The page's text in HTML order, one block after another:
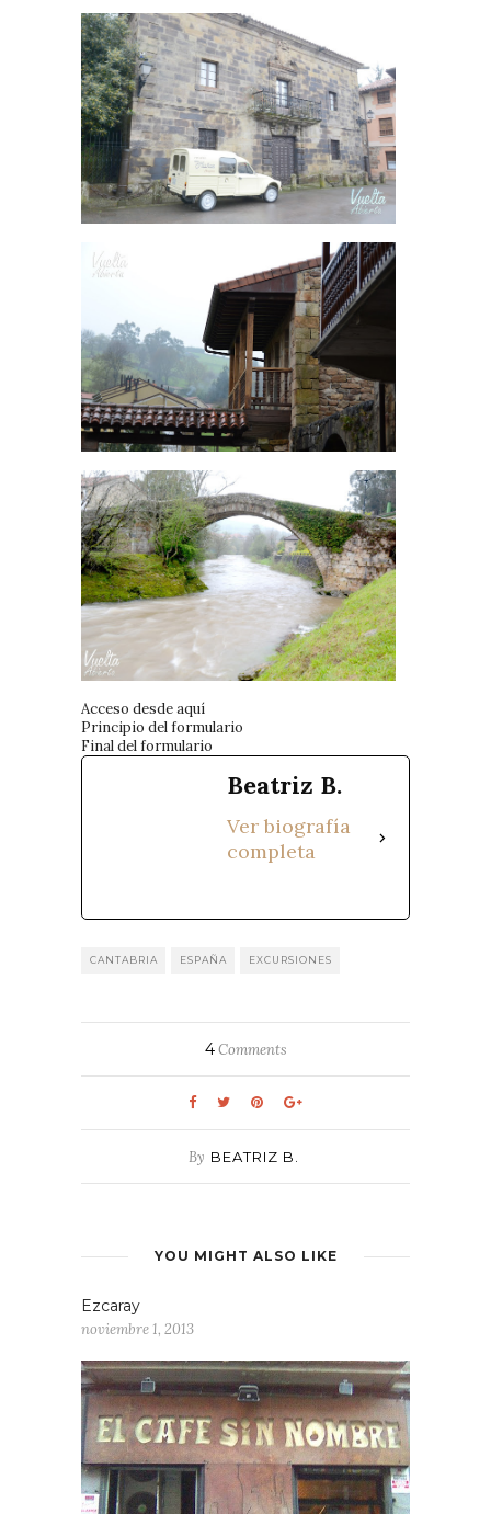
Acceso desde aquí
Principio del formulario
Final del formulario
Beatriz B.
Ver biografía
completa
CANTABRIA ESPAÑA EXCURSIONES
4Comments
By BEATRIZ B.
YOU MIGHT ALSO LIKE
Ezcaray
noviembre 1, 2013